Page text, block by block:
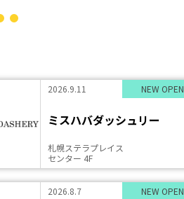
2026.9.11 NEW OPEN
ミスハバダッシュリー
札幌ステラプレイス
センター 4F
2026.8.7 NEW OPEN